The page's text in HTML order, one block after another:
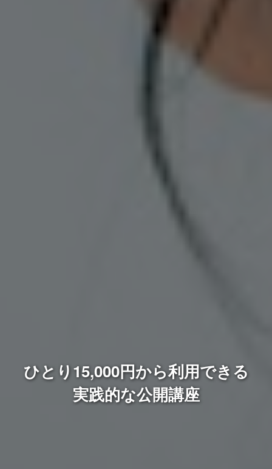
ひとり15,000円から利用できる
実践的な公開講座